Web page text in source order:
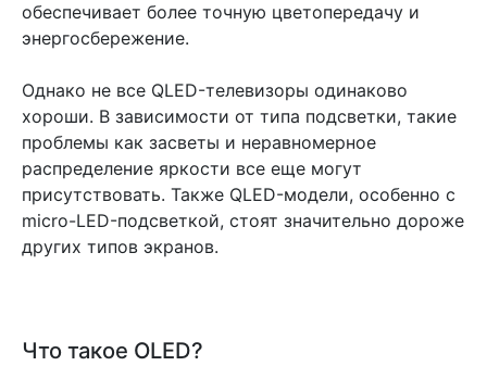
обеспечивает более точную цветопередачу и
энергосбережение.
Однако не все QLED-телевизоры одинаково
хороши. В зависимости от типа подсветки, такие
проблемы как засветы и неравномерное
распределение яркости все еще могут
присутствовать. Также QLED-модели, особенно с
micro-LED-подсветкой, стоят значительно дороже
других типов экранов.
Что такое OLED?